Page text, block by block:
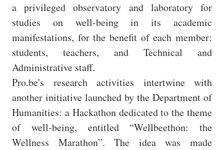
a privileged observatory and laboratory for
studies on well-being in its academic
manifestations, for the benefit of each member:
students, teachers, and Technical and
Administrative staff.
Pro.be's research activities intertwine with
another initiative launched by the Department of
Humanities: a Hackathon dedicated to the theme
of well-being, entitled “Wellbeethon: the
Wellness Marathon”. The idea was made